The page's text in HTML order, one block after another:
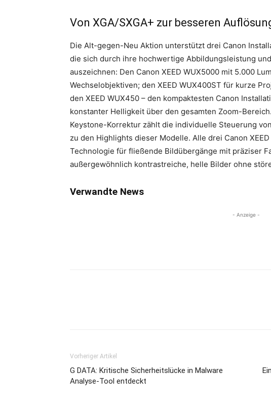
Von XGA/SXGA+ zur besseren
Die Alt-gegen-Neu Aktion unterstützt drei Canon
die sich durch ihre hochwertige Abbildungsleistung
auszeichnen: Den Canon XEED WUX5000 mit 5.000
Wechselobjektiven; den XEED WUX400ST für kurze
den XEED WUX450 – den kompaktesten Canon
konstanter Helligkeit über den gesamten Zoom-
Keystone-Korrektur zählt die individuelle Steuerung
zu den Highlights dieser Modelle. Alle drei Canon
Technologie für fließende Bildübergänge mit präziser
außergewöhnlich kontrastreiche, helle Bilder ohne
Verwandte News
- Anzeige -
Vorheriger Artikel
G DATA: Kritische Sicherheitslücke in Malware
Analyse-Tool entdeckt